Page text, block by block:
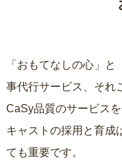
「おもてなしの心」
事代行サービス、それ
CaSy品質のサービス
キャストの採用と育成
ても重要です。